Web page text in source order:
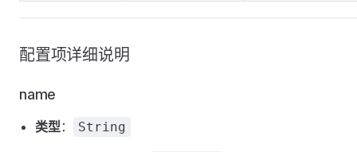
配置项详细说明
name
类型： String